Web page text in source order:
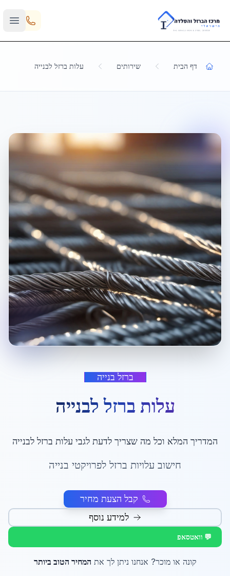
Skip to main content
דף הבית שירותים עלות ברזל לבנייה
ברזל בנייה
עלות ברזל לבנייה
המדריך המלא וכל מה שצריך לדעת לגבי עלות ברזל לבנייה
חישוב עלויות ברזל לפרויקטי בנייה
קבל הצעת מחיר
למידע נוסף
💬 וואטסאפ
קונה או מוכר? אנחנו ניתן לך את המחיר הטוב ביותר